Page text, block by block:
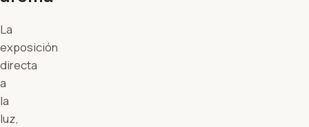
La
exposición
directa
a
la
luz,